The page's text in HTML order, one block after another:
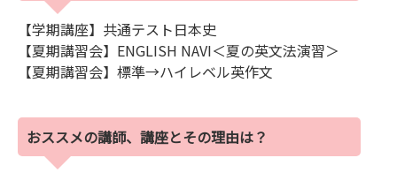
【学期講座】共通テスト日本史
【夏期講習会】ENGLISH NAVI＜夏の英文法演習＞
【夏期講習会】標準→ハイレベル英作文
おススメの講師、講座とその理由は？